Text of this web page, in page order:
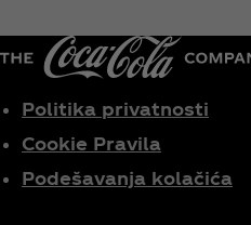
Politika privatnosti
Cookie Pravila
Podešavanja kolačića